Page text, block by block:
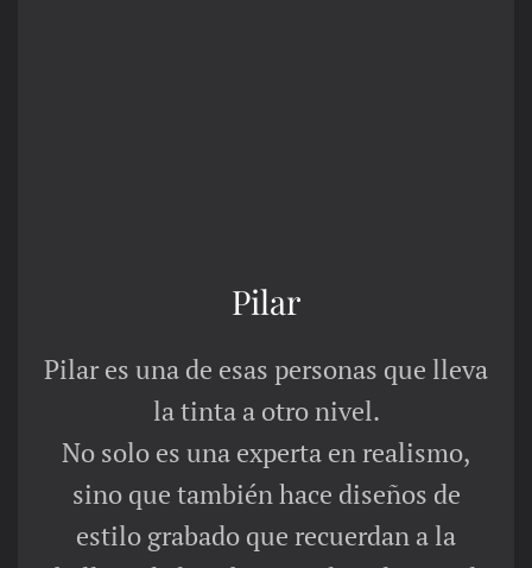
Pilar
Pilar es una de esas personas que lleva
la tinta a otro nivel.
No solo es una experta en realismo,
sino que también hace diseños de
estilo grabado que recuerdan a la